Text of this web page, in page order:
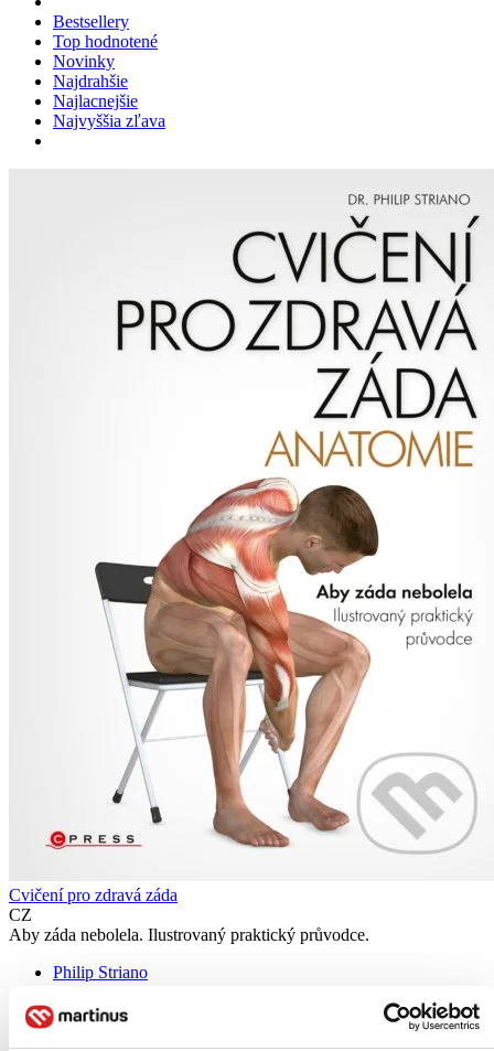
Bestsellery
Top hodnotené
Novinky
Najdrahšie
Najlacnejšie
Najvyššia zľava
Cvičení pro zdravá záda
CZ
Aby záda nebolela. Ilustrovaný praktický průvodce.
Philip Striano
Kompletní program pro prevenci potíží a zlepšení zdravotního stavu
zad, který zahrnuje jak návody pro správné držení a zpevnění celého